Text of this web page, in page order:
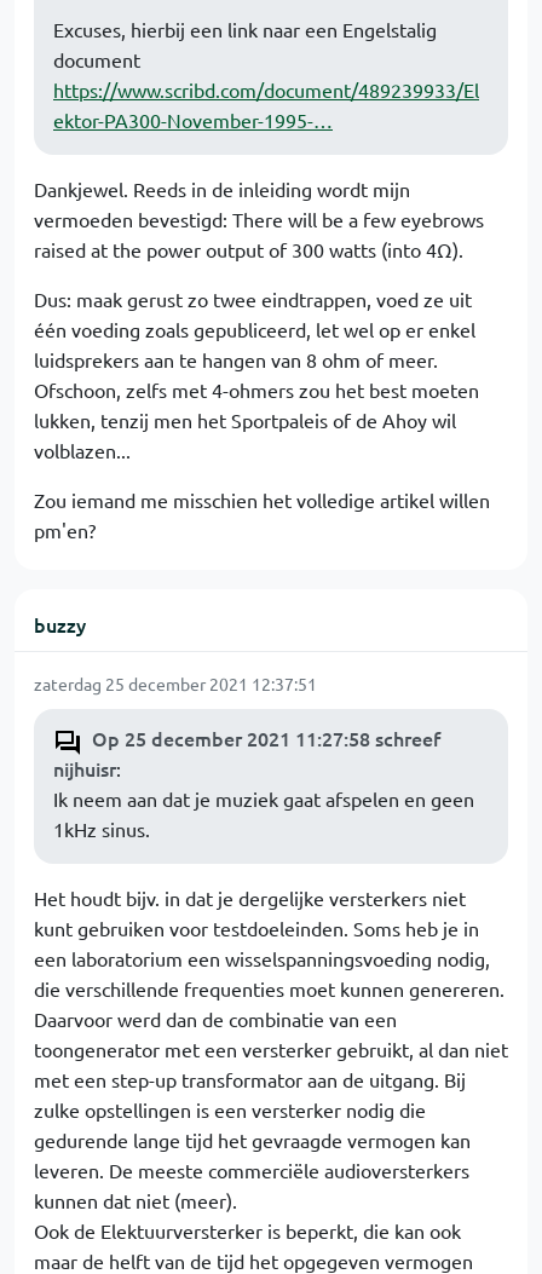
Excuses, hierbij een link naar een Engelstalig
document
https://www.scribd.com/document/489239933/El
ektor-PA300-November-1995-…
Dankjewel. Reeds in de inleiding wordt mijn
vermoeden bevestigd: There will be a few eyebrows
raised at the power output of 300 watts (into 4Ω).
Dus: maak gerust zo twee eindtrappen, voed ze uit
één voeding zoals gepubliceerd, let wel op er enkel
luidsprekers aan te hangen van 8 ohm of meer.
Ofschoon, zelfs met 4-ohmers zou het best moeten
lukken, tenzij men het Sportpaleis of de Ahoy wil
volblazen...
Zou iemand me misschien het volledige artikel willen
pm'en?
buzzy
zaterdag 25 december 2021 12:37:51
Op 25 december 2021 11:27:58 schreef
nijhuisr:
Ik neem aan dat je muziek gaat afspelen en geen
1kHz sinus.
Het houdt bijv. in dat je dergelijke versterkers niet
kunt gebruiken voor testdoeleinden. Soms heb je in
een laboratorium een wisselspanningsvoeding nodig,
die verschillende frequenties moet kunnen genereren.
Daarvoor werd dan de combinatie van een
toongenerator met een versterker gebruikt, al dan niet
met een step-up transformator aan de uitgang. Bij
zulke opstellingen is een versterker nodig die
gedurende lange tijd het gevraagde vermogen kan
leveren. De meeste commerciële audioversterkers
kunnen dat niet (meer).
Ook de Elektuurversterker is beperkt, die kan ook
maar de helft van de tijd het opgegeven vermogen